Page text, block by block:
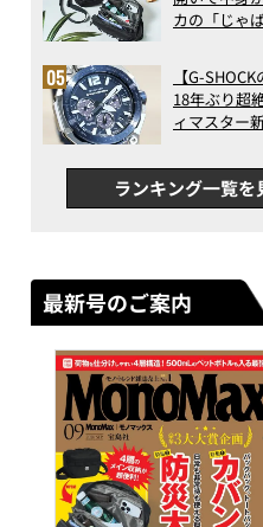
カの「じゃ
った！
【G-
18年ぶり超
ィマスター
新ムーブメ
ランキング一覧を
最新号のご案内